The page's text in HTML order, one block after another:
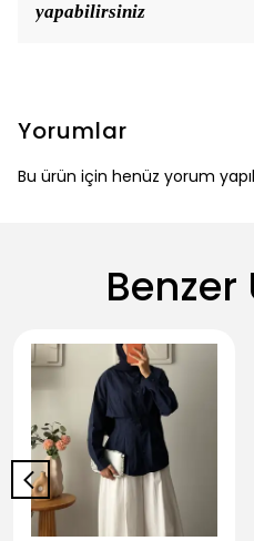
yapabilirsiniz
Yorumlar
Bu ürün için henüz yorum